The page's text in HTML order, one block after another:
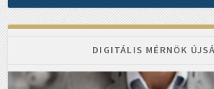
DIGITÁLIS MÉRNÖK